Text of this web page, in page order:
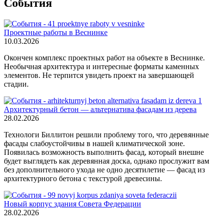
События
Проектные работы в Веснинке
10.03.2026
Окончен комплекс проектных работ на объекте в Веснинке.
Необычная архитектура и интересные форматы каменных
элементов. Не терпится увидеть проект на завершающей
стадии.
Архитектурный бетон — альтернатива фасадам из дерева
28.02.2026
Технологи Биллитон решили проблему того, что деревянные
фасады слабоустойчивы в нашей климатической зоне.
Появилась возможность выполнить фасад, который внешне
будет выглядеть как деревянная доска, однако прослужит вам
без дополнительного ухода не одно десятилетие — фасад из
архитектурного бетона с текстурой древесины.
Новый корпус здания Совета Федерации
28.02.2026